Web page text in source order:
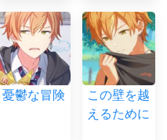
憂鬱な冒険
この壁を越
えるために